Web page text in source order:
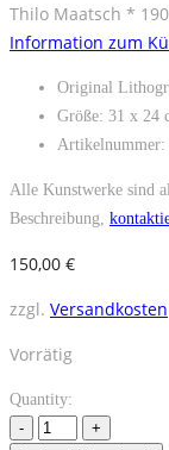
Thilo Maatsch *
Information zum
Original
Größe: 31 x 24
Artikelnummer:
Alle Kunstwerke sind
Beschreibung,
150,00 €
zzgl. Versandkosten
Vorrätig
Quantity: